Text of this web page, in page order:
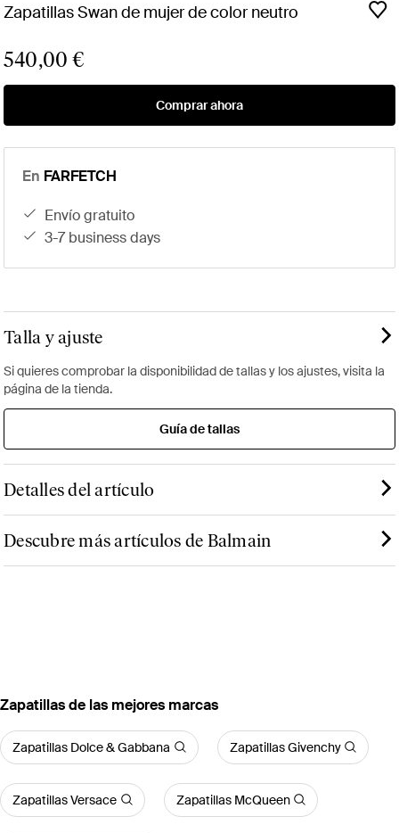
Zapatillas Swan de mujer de color neutro
540,00 €
Comprar ahora
En FARFETCH
envío gratuito
3-7 business days
Talla y ajuste
Si quieres comprobar la disponibilidad de tallas y los ajustes, visita la
página de la tienda.
Guía de tallas
Detalles del artículo
Descubre más artículos de Balmain
Zapatillas de las mejores marcas
Zapatillas Dolce & Gabbana Zapatillas Givenchy
Zapatillas Versace Zapatillas McQueen